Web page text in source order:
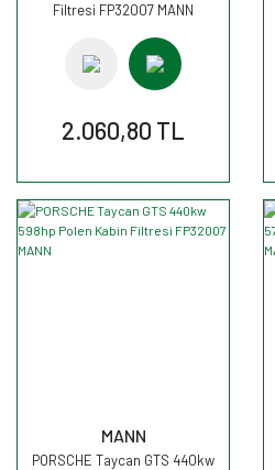
Filtresi FP32007 MANN
2.060,80 TL
MANN
PORSCHE Taycan GTS 440kw